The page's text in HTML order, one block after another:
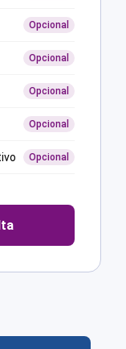
Opcional
Opcional
Opcional
Opcional
Opcional